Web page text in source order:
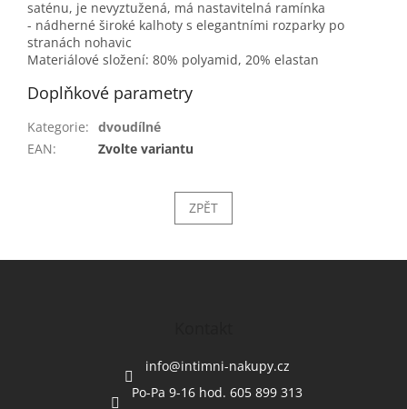
saténu, je nevyztužená, má nastavitelná ramínka
- nádherné široké kalhoty s elegantními rozparky po
stranách nohavic
Materiálové složení: 80% polyamid, 20% elastan
Doplňkové parametry
Kategorie: dvoudílné
EAN: Zvolte variantu
ZPĚT
info@intimni-nakupy.cz
Po-Pa 9-16 hod. 605 899 313